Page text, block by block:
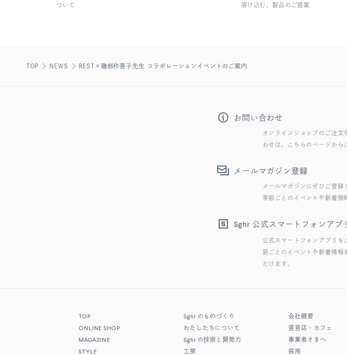
ついて
溶け込む、製品のご提案
TOP NEWS REST×磯部作喜子先生 コラボレーションイベントのご案内
お問い合わせ
オンラインショップのご注文
わせは、こちらのページから
メールマガジン登録
メールマガジンにぜひご登録
季節ごとのイベントや新着情
Sghr 公式スマートフォンアプ
公式スマートフォンアプリを
節ごとのイベントや新着情報
だけます。
TOP
ONLINE SHOP
MAGAZINE
STYLE
Sghr のものづくり
わたしたちについて
Sghr の技術と開発力
工房
会社概要
直営店・カフェ
事業者さまへ
採用